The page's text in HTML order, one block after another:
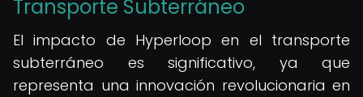
Transporte Subterráneo
El impacto de Hyperloop en el transporte
subterráneo es significativo, ya que
representa una innovación revolucionaria en